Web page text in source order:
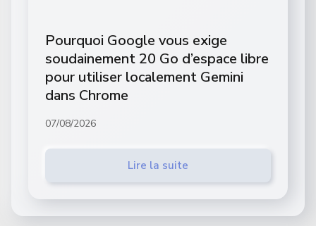
Pourquoi Google vous exige
soudainement 20 Go d’espace libre
pour utiliser localement Gemini
dans Chrome
07/08/2026
Lire la suite